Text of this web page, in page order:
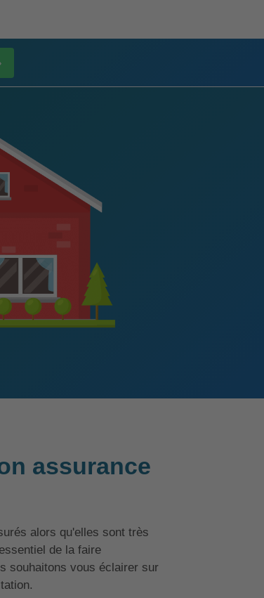
assurance
alors qu'elles sont très
de la faire
souhaitons vous éclairer sur